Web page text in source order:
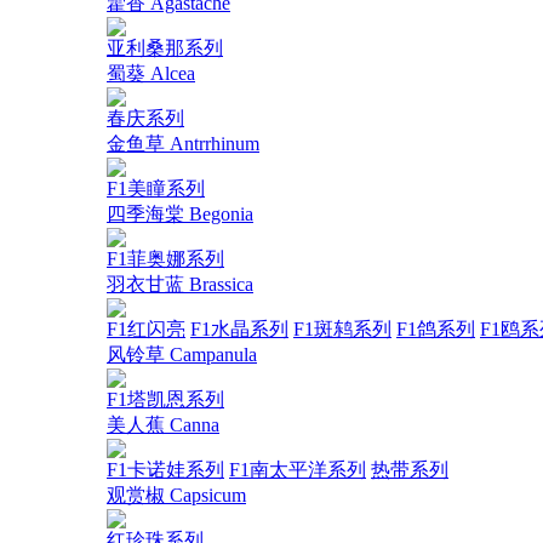
亚利桑那系列
蜀葵 Alcea
春庆系列
金鱼草 Antrrhinum
F1美瞳系列
四季海棠 Begonia
F1菲奥娜系列
羽衣甘蓝 Brassica
F1红闪亮 F1水晶系列 F1斑鸫系列 F1鸽系列 F1鸥
风铃草 Campanula
F1塔凯恩系列
美人蕉 Canna
F1卡诺娃系列 F1南太平洋系列 热带系列
观赏椒 Capsicum